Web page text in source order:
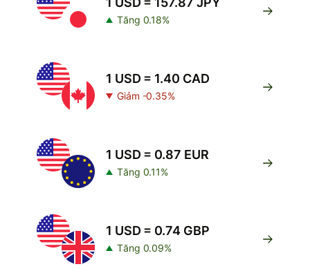
Tăng 0.18%
1 USD = 1.40 CAD
Giảm -0.35%
1 USD = 0.87 EUR
Tăng 0.11%
1 USD = 0.74 GBP
Tăng 0.09%